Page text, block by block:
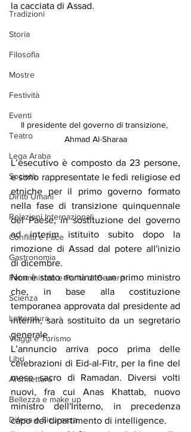
Tradizioni
Storia
Filosofia
Mostre
Festività
Eventi
Teatro
Lega Araba
Società
Diritti Umani
Relazioni Internazionali
Conflitti e Pace
Gastronomia
Femminismo e Parità di Genere
Scienza
Letteratura
Viaggi e Turismo
Libri
Architettura
Bellezza e make up
Difesa e Sicurezza
la cacciata di Assad.
Il presidente del governo di transizione,
Ahmad Al-Sharaa
L’esecutivo è composto da 23 persone,
e sono rappresentate le fedi religiose ed
etniche per il primo governo formato
nella fase di transizione quinquennale
del Paese, in sostituzione del governo
ad interim istituito subito dopo la
rimozione di Assad dal potere all'inizio
di dicembre.
Non è stato nominato un primo ministro
che, in base alla costituzione
temporanea approvata dal presidente ad
interim, sarà sostituito da un segretario
generale.
L’annuncio arriva poco prima delle
celebrazioni di Eid-al-Fitr, per la fine del
mese sacro di Ramadan. Diversi volti
nuovi, fra cui Anas Khattab, nuovo
ministro dell'Interno, in precedenza
capo del dipartimento di intelligence.